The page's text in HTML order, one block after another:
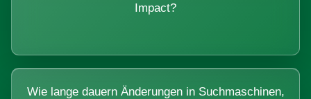
Impact?
Wie lange dauern Änderungen in Suchmaschinen,